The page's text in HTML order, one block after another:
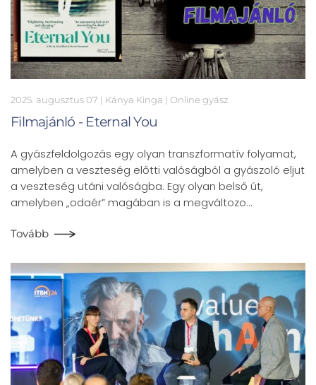
2025. augusztus 07 | Kánya Kinga | Online gyász
Filmajánló - Eternal You
A gyászfeldolgozás egy olyan transzformatív folyamat,
amelyben a veszteség előtti valóságból a gyászoló eljut
a veszteség utáni valóságba. Egy olyan belső út,
amelyben „odaér” magában is a megváltozo…
Tovább